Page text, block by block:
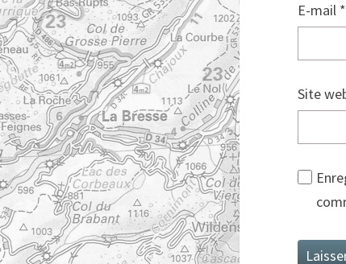
E-mail *
Site